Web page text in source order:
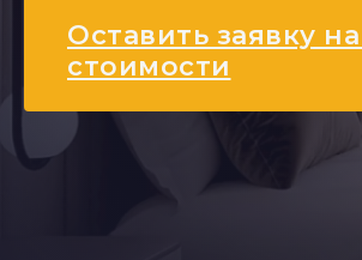
Оставить заявку
стоимости